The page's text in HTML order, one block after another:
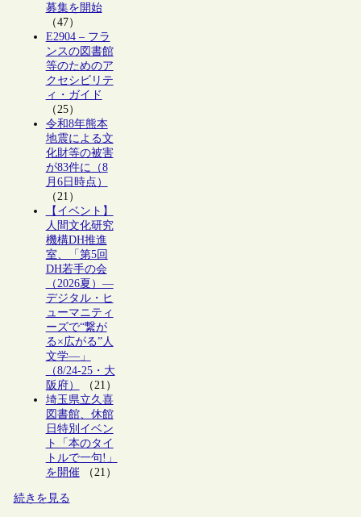
募集を開始
（47）
E2904 – フラ
ンスの図書館
等のためのア
クセシビリテ
ィ・ガイド
（25）
令和8年熊本
地震による文
化財等の被害
が83件に（8
月6日時点）
（21）
【イベント】
人間文化研究
機構DH推進
室、「第5回
DH若手の会
（2026夏）―
デジタル・ヒ
ューマニティ
ーズで“繋が
る×広がる”人
文学―」
（8/24-25・大
阪府）
（21）
埼玉県立久喜
図書館、休館
日特別イベン
ト「本のタイ
トルで一句!」
を開催（21）
続きを見る